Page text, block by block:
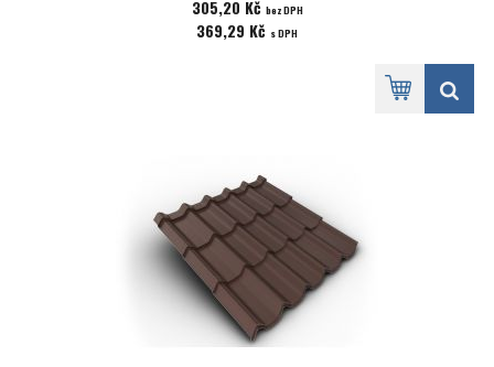
305,20 Kč bez DPH
369,29 Kč s DPH